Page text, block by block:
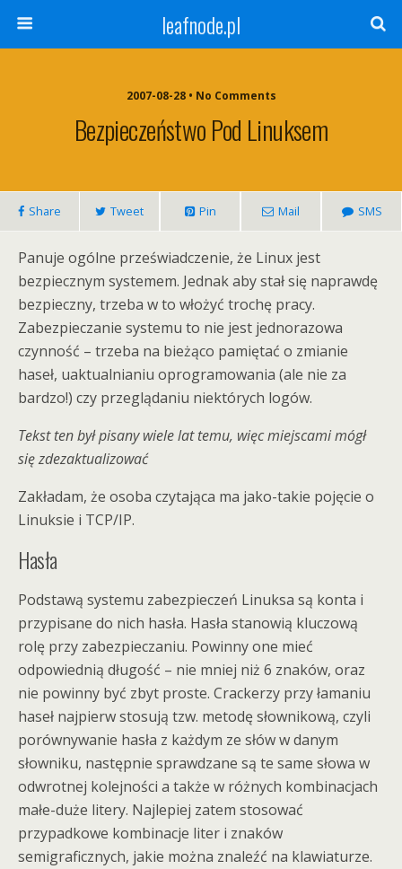
leafnode.pl
2007-08-28 • No Comments
Bezpieczeństwo Pod Linuksem
Share Tweet Pin Mail SMS
Panuje ogólne przeświadczenie, że Linux jest
bezpiecznym systemem. Jednak aby stał się naprawdę
bezpieczny, trzeba w to włożyć trochę pracy.
Zabezpieczanie systemu to nie jest jednorazowa
czynność – trzeba na bieżąco pamiętać o zmianie
haseł, uaktualnianiu oprogramowania (ale nie za
bardzo!) czy przeglądaniu niektórych logów.
Tekst ten był pisany wiele lat temu, więc miejscami mógł
się zdezaktualizować
Zakładam, że osoba czytająca ma jako-takie pojęcie o
Linuksie i TCP/IP.
Hasła
Podstawą systemu zabezpieczeń Linuksa są konta i
przypisane do nich hasła. Hasła stanowią kluczową
rolę przy zabezpieczaniu. Powinny one mieć
odpowiednią długość – nie mniej niż 6 znaków, oraz
nie powinny być zbyt proste. Crackerzy przy łamaniu
haseł najpierw stosują tzw. metodę słownikową, czyli
porównywanie hasła z każdym ze słów w danym
słowniku, następnie sprawdzane są te same słowa w
odwrotnej kolejności a także w różnych kombinacjach
małe-duże litery. Najlepiej zatem stosować
przypadkowe kombinacje liter i znaków
semigraficznych, jakie można znaleźć na klawiaturze.